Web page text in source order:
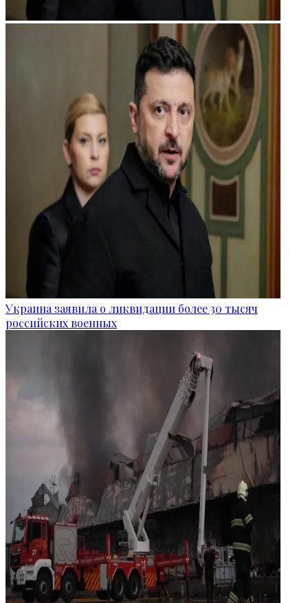
Украина заявила о ликвидации более 30 тысяч
российских военных